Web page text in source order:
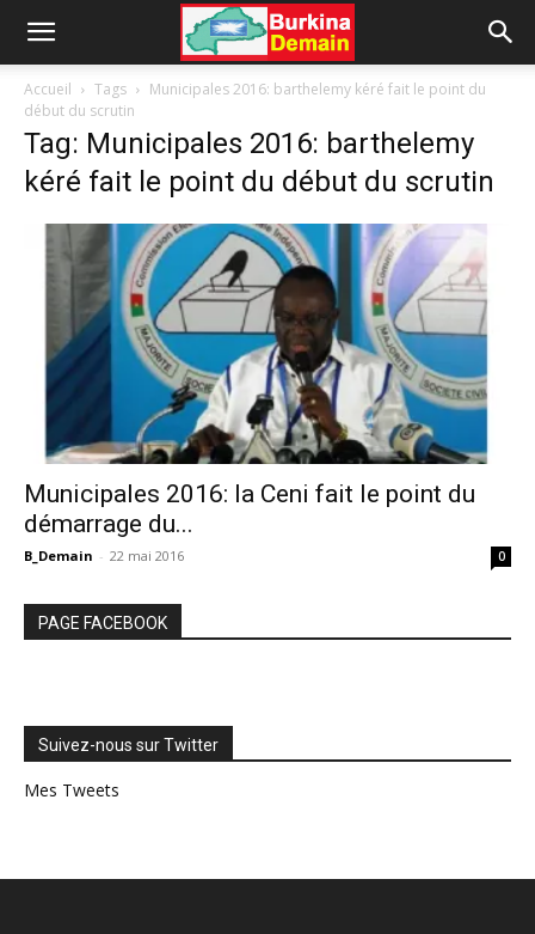
Accueil Tags
Municipales 2016: barthelemy kéré fait le point du
début du scrutin
Tag: Municipales 2016: barthelemy
kéré fait le point du début du scrutin
Municipales 2016: la Ceni fait le point du
démarrage du...
B_Demain - 22 mai 2016 0
PAGE FACEBOOK
Suivez-nous sur Twitter
Mes Tweets